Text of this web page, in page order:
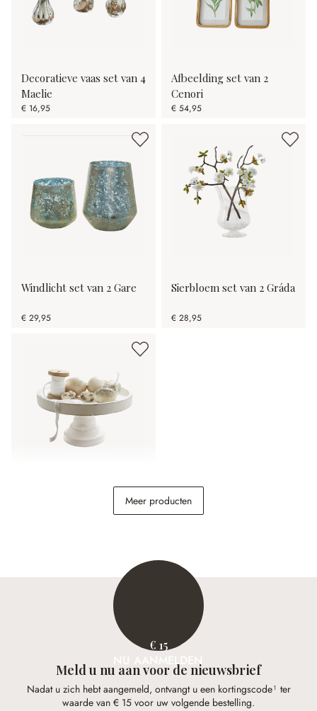
Decoratieve vaas set van 4
Maelie
€ 16,95
Afbeelding set van 2
Cenori
€ 54,95
Windlicht set van 2 Gare
€ 29,95
Sierbloem set van 2 Gráda
€ 28,95
Meer producten
€ 15
NU AANMELDEN
Meld u nu aan voor de nieuwsbrief
Nadat u zich hebt aangemeld, ontvangt u een kortingscode¹ ter
waarde van € 15 voor uw volgende bestelling.